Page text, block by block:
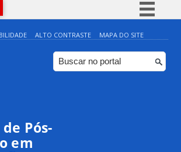
Simplifique!
Comunica BR
Participe
ALTO CONTRASTE MAPA DO SITE
Pós-
em